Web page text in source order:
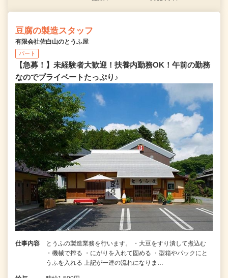
豆腐の製造スタッフ
有限会社佐白山のとうふ屋
パート
【急募！】未経験者大歓迎！扶養内勤務OK！午前の勤務
なのでプライベートたっぷり♪
仕事内容
とうふの製造業務を行います。 ・大豆をすり潰して煮込む
・機械で搾る ・にがりを入れて固める ・型箱やパックにと
うふを入れる 上記が一連の流れになりま…